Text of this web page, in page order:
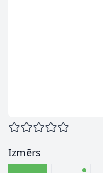
Izmērs